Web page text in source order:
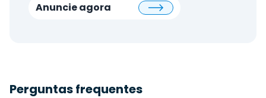
Anuncie agora
Perguntas frequentes